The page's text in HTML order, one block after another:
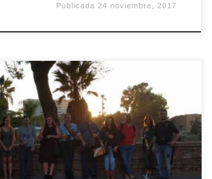
Publicada 24 noviembre, 2017
ha salido directamente de
y haremos un recorrido
el atardecer y, concretamente, la
Punto de partida La
a adaptarnos a los